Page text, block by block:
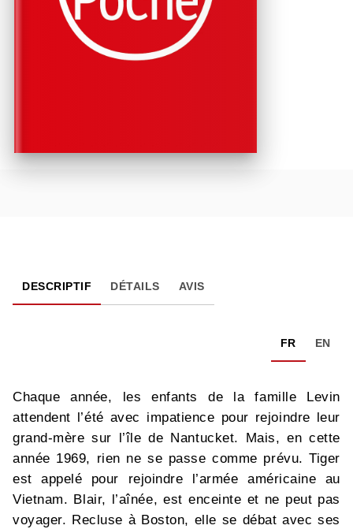
DESCRIPTIF DÉTAILS AVIS
FR EN
Chaque année, les enfants de la famille Levin
attendent l’été avec impatience pour rejoindre leur
grand-mère sur l’île de Nantucket. Mais, en cette
année 1969, rien ne se passe comme prévu. Tiger
est appelé pour rejoindre l’armée américaine au
Vietnam. Blair, l’aînée, est enceinte et ne peut pas
voyager. Recluse à Boston, elle se débat avec ses